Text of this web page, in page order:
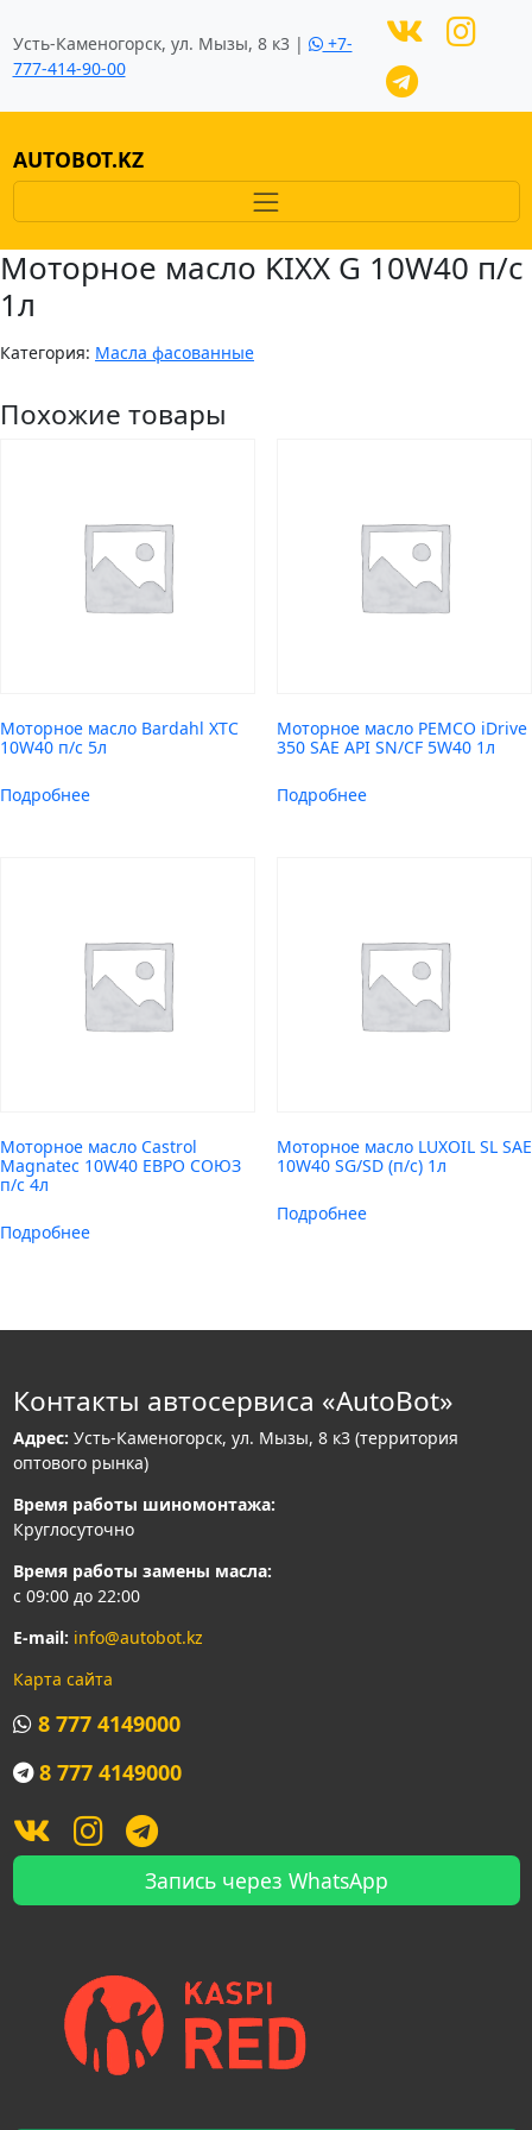
Усть-Каменогорск, ул. Мызы, 8 к3 |
+7-
777-414-90-00
AUTOBOT.KZ
Моторное масло KIXX G 10W40 п/с
1л
Категория: Масла фасованные
Похожие товары
Моторное масло Bardahl XTC
10W40 п/с 5л
Подробнее
Моторное масло PEMCO iDrive
350 SAE API SN/CF 5W40 1л
Подробнее
Моторное масло Castrol
Magnatec 10W40 ЕВРО СОЮЗ
п/с 4л
Подробнее
Моторное масло LUXOIL SL SAE
10W40 SG/SD (п/с) 1л
Подробнее
Контакты автосервиса «AutoBot»
Адрес: Усть-Каменогорск, ул. Мызы, 8 к3 (территория
оптового рынка)
Время работы шиномонтажа:
Круглосуточно
Время работы замены масла:
с 09:00 до 22:00
E-mail: info@autobot.kz
Карта сайта
8 777 4149000
8 777 4149000
Запись через WhatsApp